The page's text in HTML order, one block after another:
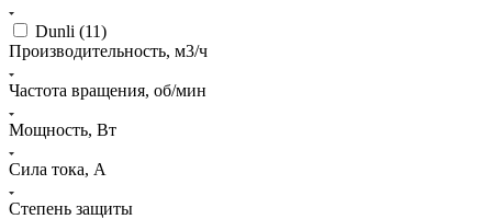
Dunli (11)
Производительность, м3/ч
Частота вращения, об/мин
Мощность, Вт
Сила тока, A
Степень защиты